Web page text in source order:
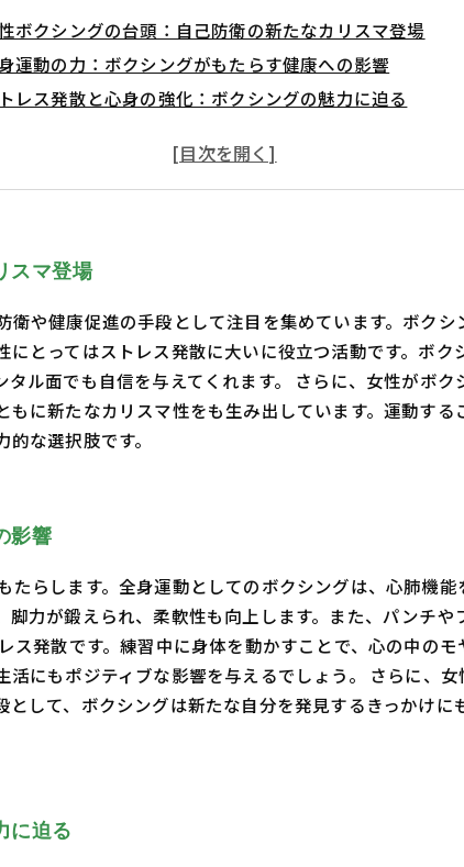
ボクシングの台頭：自己防衛の新たなカリスマ登場
運動の力：ボクシングがもたらす健康への影響
レス発散と心身の強化：ボクシングの魅力に迫る
ンタル面の変革：女性ボクシングがもたらす自信の源
スマ登場
や健康促進の手段として注目を集めています。ボク
とってはストレス発散に大いに役立つ活動です。ボ
ル面でも自信を与えてくれます。 さらに、女性がボ
に新たなカリスマ性をも生み出しています。運動す
な選択肢です。
影響
らします。全身運動としてのボクシングは、心肺機
力が鍛えられ、柔軟性も向上します。また、パンチ
ス発散です。練習中に身体を動かすことで、心の中の
にもポジティブな影響を与えるでしょう。 さらに、
して、ボクシングは新たな自分を発見するきっかけ
に迫る